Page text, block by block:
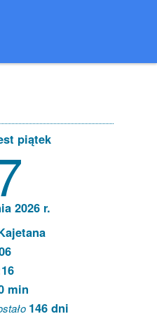
piątek
2026 r.
min
146 dni